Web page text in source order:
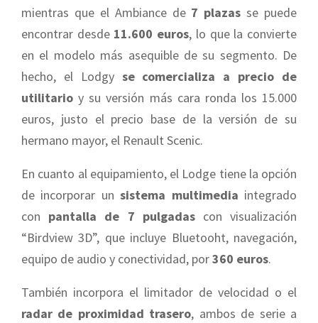
mientras que el Ambiance de 7 plazas se puede
encontrar desde 11.600 euros, lo que la convierte
en el modelo más asequible de su segmento. De
hecho, el Lodgy se comercializa a precio de
utilitario y su versión más cara ronda los 15.000
euros, justo el precio base de la versión de su
hermano mayor, el Renault Scenic.
En cuanto al equipamiento, el Lodge tiene la opción
de incorporar unsistema multimedia integrado
con pantalla de 7 pulgadascon visualización
“Birdview 3D”, que incluye Bluetooht, navegación,
equipo de audio y conectividad, por360 euros.
También incorpora el limitador de velocidad o el
radar de proximidad trasero, ambos de serie a